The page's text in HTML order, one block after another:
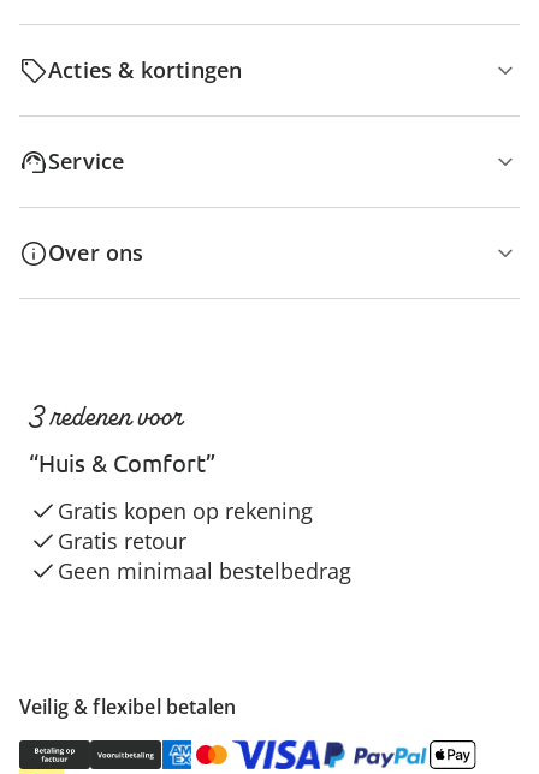
Acties & kortingen
Service
Over ons
Veilig & flexibel betalen
3 redenen voor
“Huis & Comfort”
Gratis kopen op rekening
Gratis retour
Geen minimaal bestelbedrag